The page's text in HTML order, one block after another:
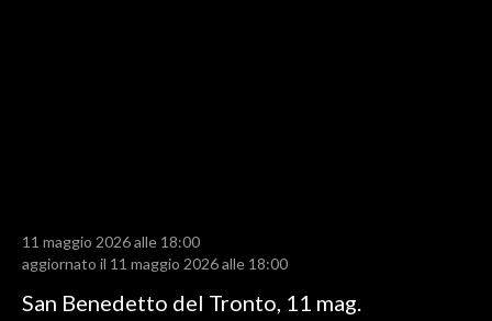
CALCIO
CALCIO REGIONALE
BASKET
11 maggio 2026 alle 18:00
aggiornato il 11 maggio 2026 alle 18:00
San Benedetto del Tronto, 11 mag.